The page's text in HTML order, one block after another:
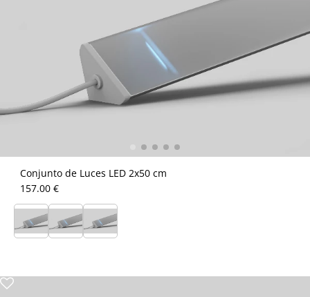
Conjunto de Luces LED 2x50 cm
157.00 €